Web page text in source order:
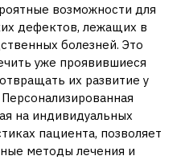
возможности для
дефектов, лежащих в
болезней. Это
уже проявившиеся
их развитие у
на индивидуальных
пациента, позволяет
методы лечения и